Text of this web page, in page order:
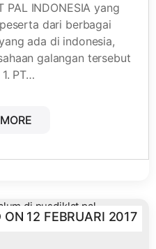
PAL INDONESIA yang
dari berbagai
ada di indonesia,
galangan tersebut
PT…
ON 12 FEBRUARI 2017